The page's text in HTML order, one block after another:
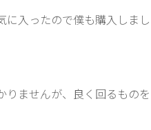
に入ったので僕も購入しまし
ませんが、良く回るものを